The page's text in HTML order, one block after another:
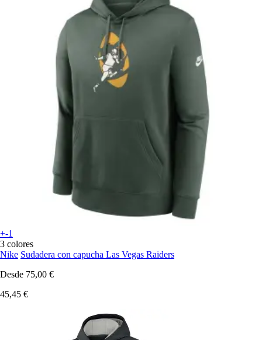
+-1
3 colores
Nike Sudadera con capucha Las Vegas Raiders
Desde 75,00 €
45,45 €